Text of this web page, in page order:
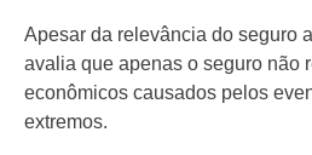
Apesar da relevância do seguro
avalia que apenas o seguro não
econômicos causados pelos
extremos.